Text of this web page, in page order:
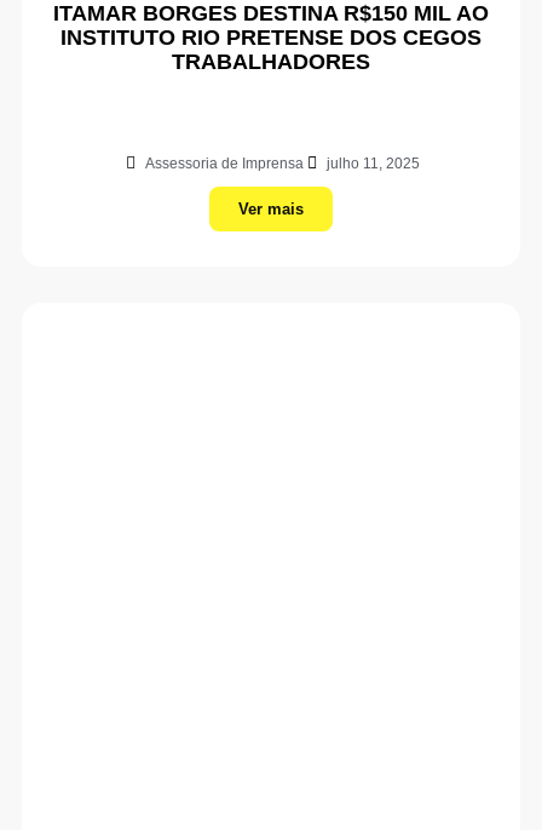
ITAMAR BORGES DESTINA R$150 MIL AO
INSTITUTO RIO PRETENSE DOS CEGOS
TRABALHADORES
Assessoria de Imprensa julho 11, 2025
Ver mais